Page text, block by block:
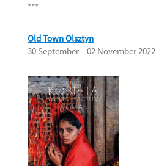
***
Old Town Olsztyn
30 September – 02 November 2022